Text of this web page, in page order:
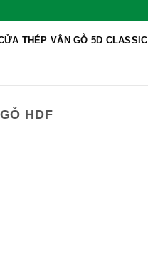
THÉP VÂN GỖ 5D CLASSIC
HDF